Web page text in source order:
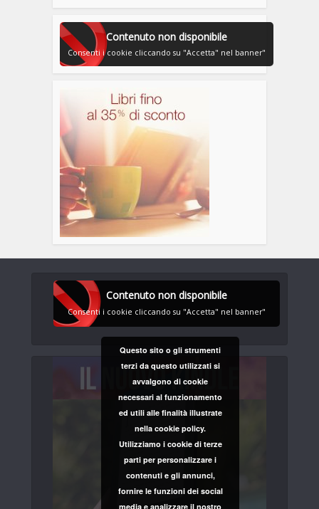
Contenuto non disponibile
Consenti i cookie cliccando su "Accetta" nel banner"
Contenuto non disponibile
Consenti i cookie cliccando su "Accetta" nel banner"
Questo sito o gli strumenti
terzi da questo utilizzati si
avvalgono di cookie
necessari al funzionamento
ed utili alle finalità illustrate
nella cookie policy.
Utilizziamo i cookie di terze
parti per personalizzare i
contenuti e gli annunci,
fornire le funzioni dei social
media e analizzare il nostro